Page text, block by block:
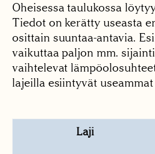
Oheisessa taulukossa
Tiedot on kerätty useasta
osittain suuntaa-antavia.
vaikuttaa paljon mm.
vaihtelevat
lajeilla esiintyvät
Laji